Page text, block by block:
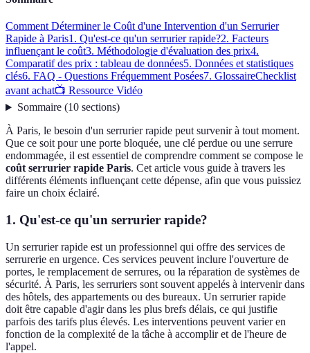
Comment Déterminer le Coût d'une Intervention d'un Serrurier
Rapide à Paris1. Qu'est-ce qu'un serrurier rapide?2. Facteurs
influençant le coût3. Méthodologie d'évaluation des prix4.
Comparatif des prix : tableau de données5. Données et statistiques
clés6. FAQ - Questions Fréquemment Posées7. GlossaireChecklist
avant achat📺 Ressource Vidéo
Sommaire(10 sections)
À Paris, le besoin d'un serrurier rapide peut survenir à tout moment.
Que ce soit pour une porte bloquée, une clé perdue ou une serrure
endommagée, il est essentiel de comprendre comment se compose le
coût serrurier rapide Paris. Cet article vous guide à travers les
différents éléments influençant cette dépense, afin que vous puissiez
faire un choix éclairé.
1. Qu'est-ce qu'un serrurier rapide?
Un serrurier rapide est un professionnel qui offre des services de
serrurerie en urgence. Ces services peuvent inclure l'ouverture de
portes, le remplacement de serrures, ou la réparation de systèmes de
sécurité. À Paris, les serruriers sont souvent appelés à intervenir dans
des hôtels, des appartements ou des bureaux. Un serrurier rapide
doit être capable d'agir dans les plus brefs délais, ce qui justifie
parfois des tarifs plus élevés. Les interventions peuvent varier en
fonction de la complexité de la tâche à accomplir et de l'heure de
l'appel.